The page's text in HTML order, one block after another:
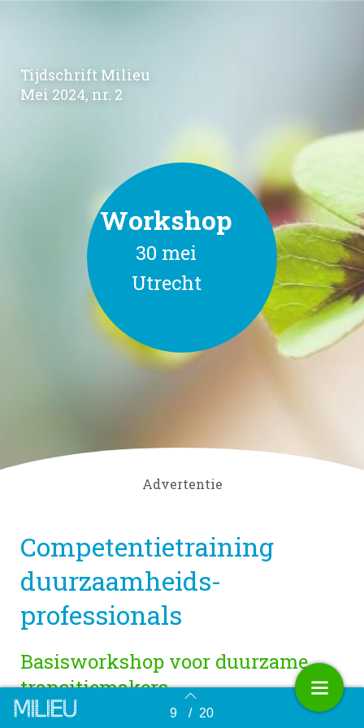
Terug naar overzicht 9 / 20
Tijdschrift Milieu
Mei 2024, nr. 2
Workshop
30 mei
Utrecht
Advertentie
Competentietraining
duurzaamheids­
professionals
Basisworkshop voor duurzame
transitiemakers